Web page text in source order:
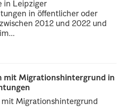
in Leipziger
in öffentlicher oder
2012 und 2022 und
mit Migrationshintergrund in
Migrationshintergrund